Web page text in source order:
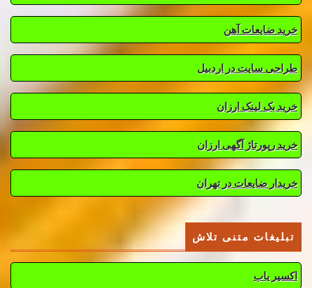
خرید ضایعات آهن
طراحی سایت در اردبیل
خرید بک لینک ارزان
خرید رپورتاژ آگهی ارزان
خریدار ضایعات در تهران
تبلیغات متنی تلاش
اکسیر یاب